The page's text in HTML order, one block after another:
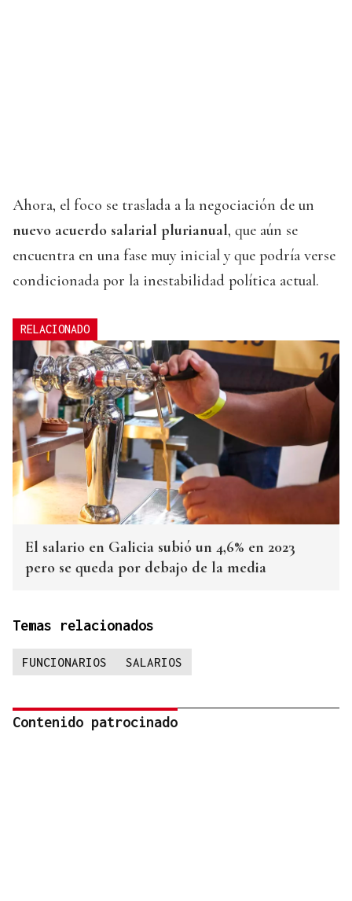
Ahora, el foco se traslada a la negociación de un
nuevo acuerdo salarial plurianual, que aún se
encuentra en una fase muy inicial y que podría verse
condicionada por la inestabilidad política actual.
RELACIONADO
El salario en Galicia subió un 4,6% en 2023
pero se queda por debajo de la media
Temas relacionados
FUNCIONARIOS SALARIOS
Contenido patrocinado